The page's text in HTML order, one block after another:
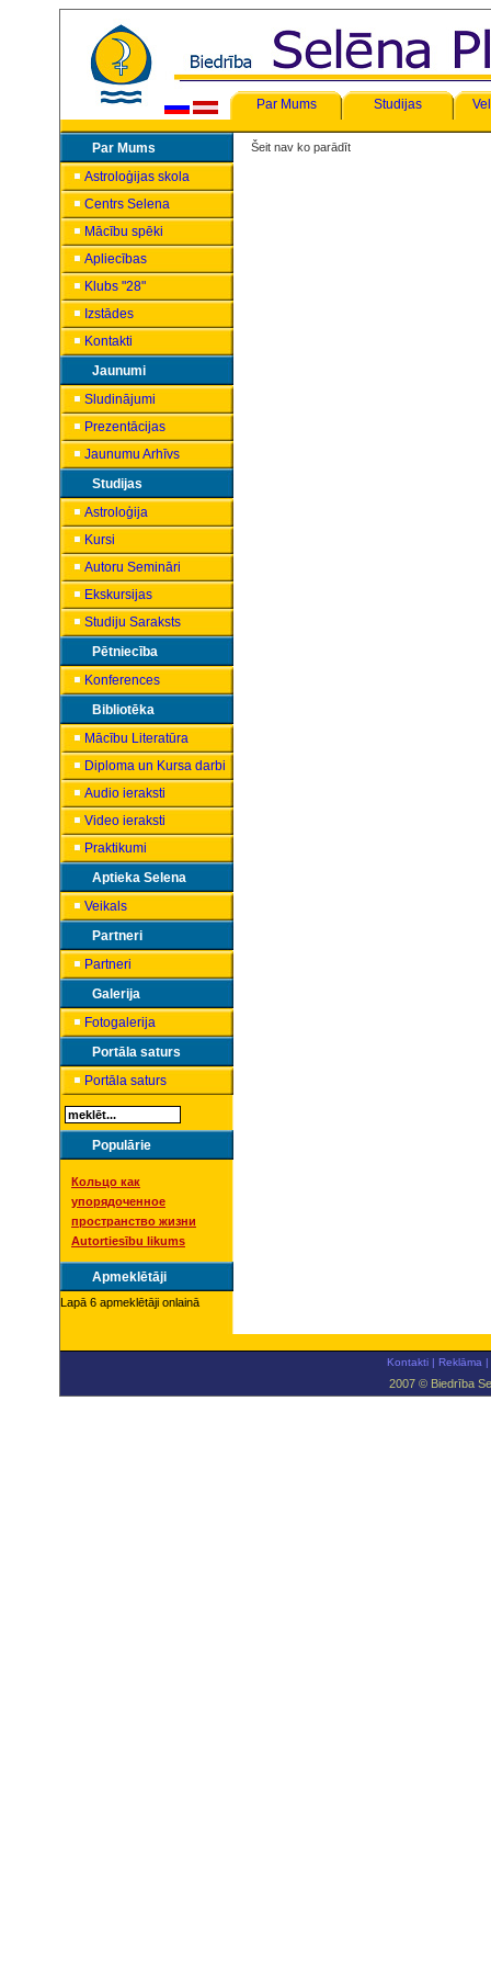
Par Mums Studijas
Par Mums
Astroloģijas skola
Centrs Selena
Mācību spēki
Apliecības
Klubs "28"
Izstādes
Kontakti
Jaunumi
Sludinājumi
Prezentācijas
Jaunumu Arhīvs
Studijas
Astroloģija
Kursi
Autoru Semināri
Ekskursijas
Studiju Saraksts
Pētniecība
Konferences
Bibliotēka
Mācību Literatūra
Diploma un Kursa darbi
Audio ieraksti
Video ieraksti
Praktikumi
Aptieka Selena
Veikals
Partneri
Partneri
Galerija
Fotogalerija
Portāla saturs
Portāla saturs
Populārie
Кольцо как
упорядоченное
пространство жизни
Autortiesību likums
Apmeklētāji
Lapā 6 apmeklētāji onlainā
Šeit nav ko parādīt
Kontakti | Reklāma |
2007 © Biedrība